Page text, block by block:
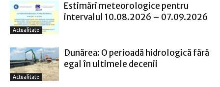
Actualitate
Estimări meteorologice pentru
intervalul 10.08.2026 – 07.09.2026
Actualitate
Dunărea: O perioadă hidrologică fără
egal în ultimele decenii